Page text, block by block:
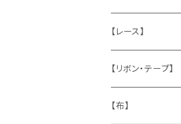
お部屋に飾るもの
メタル製品
缶、箱
陶磁器
蔵書票、荷札、ビ
シール、ステッカ
袋、箱、ナプキン、
ひも、テープ
切手
スタンプ
文房具
木
貝
メタル
【レース】
【リボン・テープ】
チロルテープ・イ
【布】